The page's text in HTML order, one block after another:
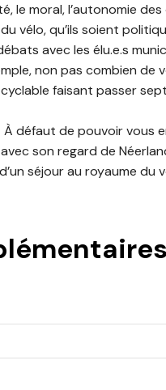
le moral, l’autonomie
vélo, qu’ils soient
avec les élu.e.s
non pas combien de
faisant passer
défaut de pouvoir vous
son regard de
séjour au royaume du